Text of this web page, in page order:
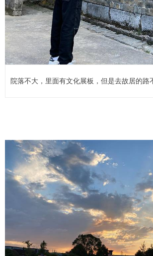
院落不大，里面有文化展板，但是去故居的路